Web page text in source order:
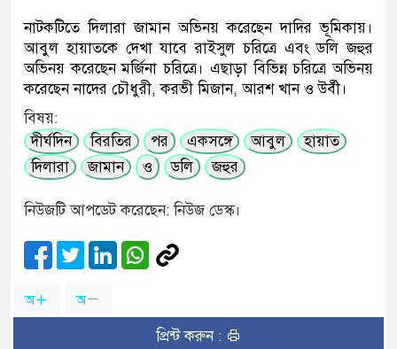
নাটকটিতে দিলারা জামান অভিনয় করেছেন দাদির ভূমিকায়।
আবুল হায়াতকে দেখা যাবে রাইসুল চরিত্রে এবং ডলি জহুর
অভিনয় করেছেন মর্জিনা চরিত্রে। এছাড়া বিভিন্ন চরিত্রে অভিনয়
করেছেন নাদের চৌধুরী, করভী মিজান, আরশ খান ও উর্বী।
বিষয়:
দীর্ঘদিন
বিরতির পর একসঙ্গে আবুল
হায়াত
দিলারা
জামান ও ডলি জহুর
নিউজটি আপডেট করেছেন: নিউজ ডেস্ক।
অ অ
প্রিন্ট করুন :